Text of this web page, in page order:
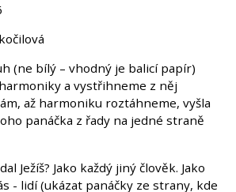
(ne bílý – vhodný je balicí papír)
a vystřihneme z něj
až harmoniku roztáhneme, vyšla
panáčka z řady na jedné straně
Ježíš? Jako každý jiný člověk. Jako
- lidí (ukázat panáčky ze strany, kde